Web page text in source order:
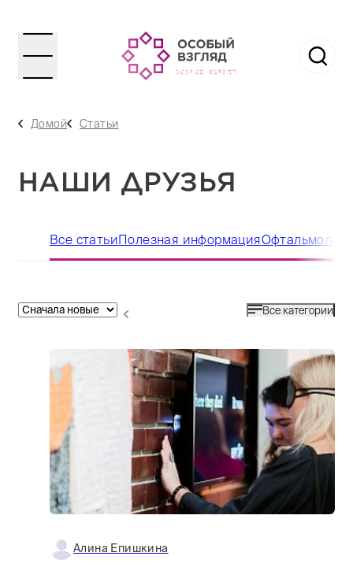
Домой Статьи
НАШИ ДРУЗЬЯ
Все статьиПолезная информация
Все категории
Алина Епишкина